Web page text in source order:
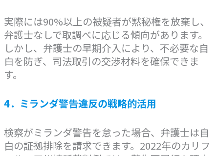
実際には90%以上の被疑者が黙秘権を放棄し、
弁護士なしで取調べに応じる傾向があります。
しかし、弁護士の早期介入により、不必要な自
白を防ぎ、司法取引の交渉材料を確保できま
す。
4．ミランダ警告違反の戦略的活用
検察がミランダ警告を怠った場合、弁護士は自
白の証拠排除を請求できます。2022年のカリフ